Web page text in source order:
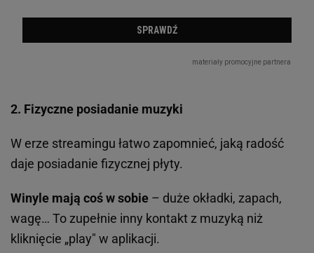
2. Fizyczne posiadanie muzyki
W erze streamingu łatwo zapomnieć, jaką radość
daje posiadanie fizycznej płyty.
Winyle mają coś w sobie – duże okładki, zapach,
wagę… To zupełnie inny kontakt z muzyką niż
kliknięcie „play" w aplikacji.